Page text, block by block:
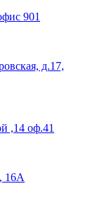
901
д.17,
,14 оф.41
16А